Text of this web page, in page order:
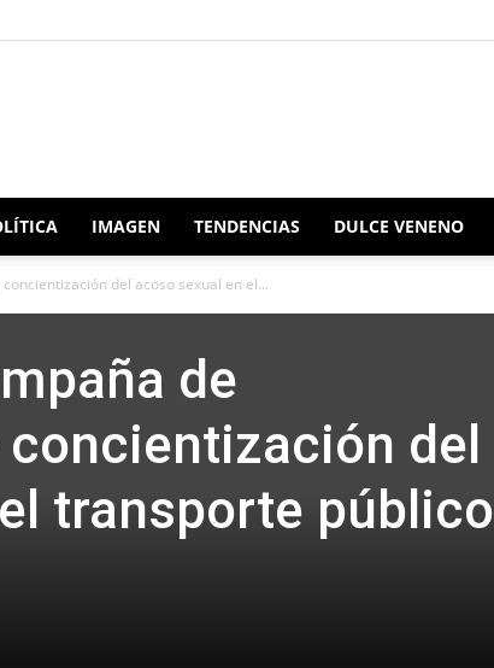
Redacción
Oaxaca
IMAGEN TENDENCIAS DULCE VENENO
del acoso sexual en el...
de
del
transporte público